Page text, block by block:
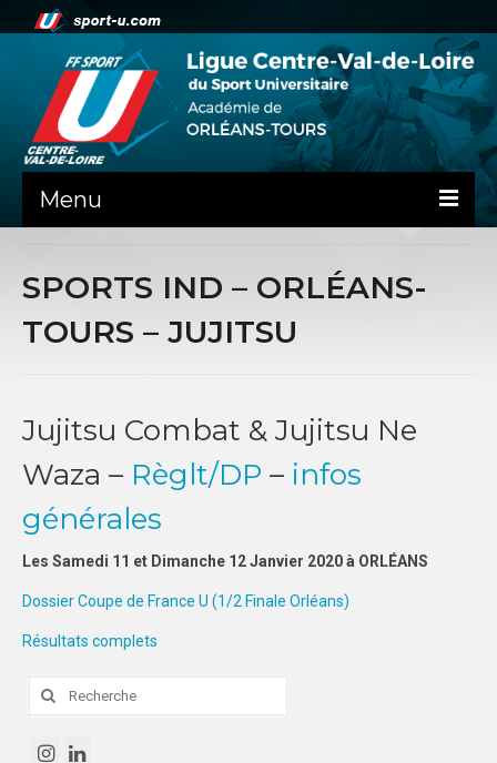
Menu
PRÉSENTATION
SPORTS CO
SPORTS IND
FORMATION
CHARTE GRAPHIQUE
SPORTS IND – ORLÉANS-
TOURS – JUJITSU
Jujitsu Combat & Jujitsu Ne
Waza – Règlt/DP – infos
générales
Les Samedi 11 et Dimanche 12 Janvier 2020 à ORLÉANS
Dossier Coupe de France U (1/2 Finale Orléans)
Résultats complets
Rechercher